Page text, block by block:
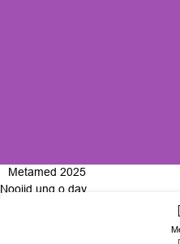
Metamed 2025
Nooijd ung o day